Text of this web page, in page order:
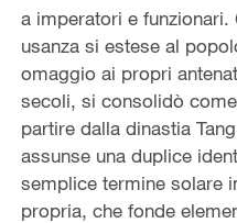
a imperatori e
usanza si estese al
omaggio ai propri
secoli, si consolidò
partire dalla dinastia
assunse una duplice
semplice termine solare
propria, che fonde